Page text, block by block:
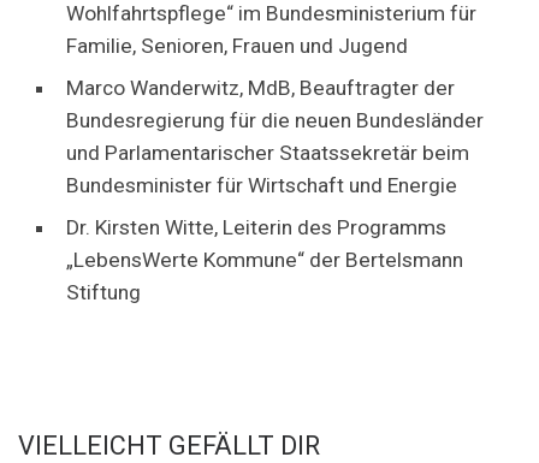
Wohlfahrtspflege“ im Bundesministerium für
Familie, Senioren, Frauen und Jugend
Marco Wanderwitz, MdB, Beauftragter der
Bundesregierung für die neuen Bundesländer
und Parlamentarischer Staatssekretär beim
Bundesminister für Wirtschaft und Energie
Dr. Kirsten Witte, Leiterin des Programms
„LebensWerte Kommune“ der Bertelsmann
Stiftung
VIELLEICHT GEFÄLLT DIR